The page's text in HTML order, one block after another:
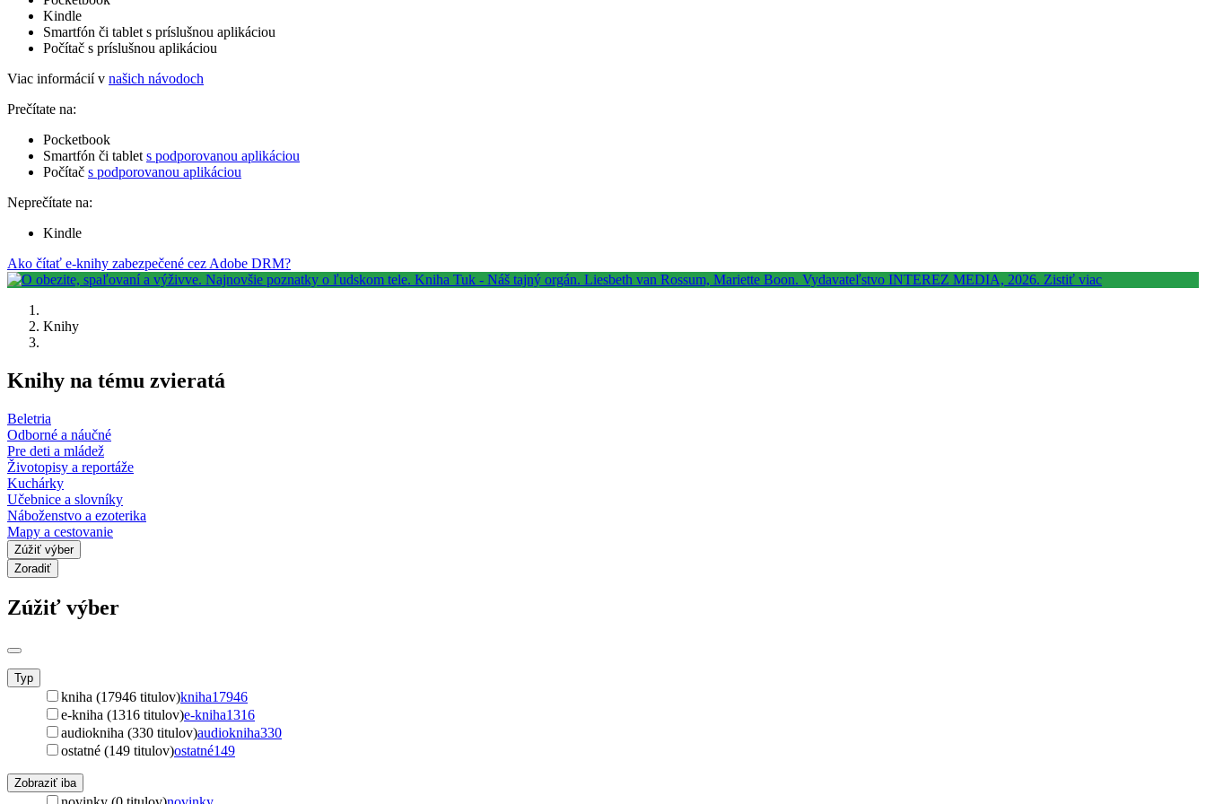
Kindle
Smartfón či tablet s príslušnou aplikáciou
Počítač s príslušnou aplikáciou
Viac informácií v našich návodoch
Prečítate na:
Pocketbook
Smartfón či tablet s podporovanou aplikáciou
Počítač s podporovanou aplikáciou
Neprečítate na:
Kindle
Ako čítať e-knihy zabezpečené cez Adobe DRM?
Knihy
Knihy na tému zvieratá
Beletria
Odborné a náučné
Pre deti a mládež
Životopisy a reportáže
Kuchárky
Učebnice a slovníky
Náboženstvo a ezoterika
Mapy a cestovanie
Zúžiť výber
Zoradiť
Zúžiť výber
Typ
kniha (17946 titulov)kniha17946
e-kniha (1316 titulov)e-kniha1316
audiokniha (330 titulov)audiokniha330
ostatné (149 titulov)ostatné149
Zobraziť iba